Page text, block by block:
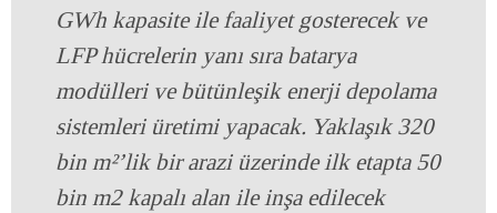
GWh kapasite ile faaliyet gosterecek ve
LFP hücrelerin yanı sıra batarya
modülleri ve bütünleşik enerji depolama
sistemleri üretimi yapacak. Yaklaşık 320
bin m²’lik bir arazi üzerinde ilk etapta 50
bin m2 kapalı alan ile inşa edilecek